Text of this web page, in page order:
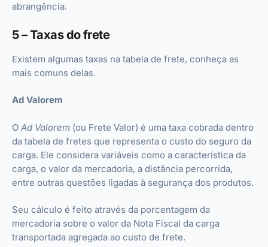
abrangência.
5 – Taxas do frete
Existem algumas taxas na tabela de frete, conheça as
mais comuns delas.
Ad Valorem
O Ad Valorem (ou Frete Valor) é uma taxa cobrada dentro
da tabela de fretes que representa o custo do seguro da
carga. Ele considera variáveis como a característica da
carga, o valor da mercadoria, a distância percorrida,
entre outras questões ligadas à segurança dos produtos.
Seu cálculo é feito através da porcentagem da
mercadoria sobre o valor da Nota Fiscal da carga
transportada agregada ao custo de frete.